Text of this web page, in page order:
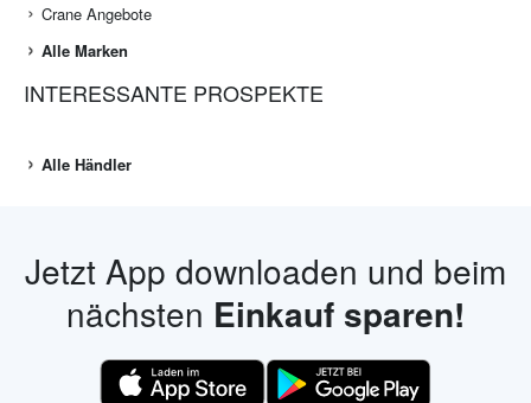
Crane Angebote
Alle Marken
INTERESSANTE PROSPEKTE
Alle Händler
Jetzt App downloaden und beim
nächsten Einkauf sparen!